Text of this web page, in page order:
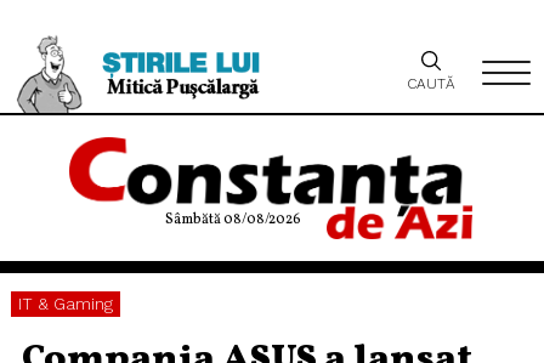
Sâmbătă 08/08/2026
CAUTĂ
IT & Gaming